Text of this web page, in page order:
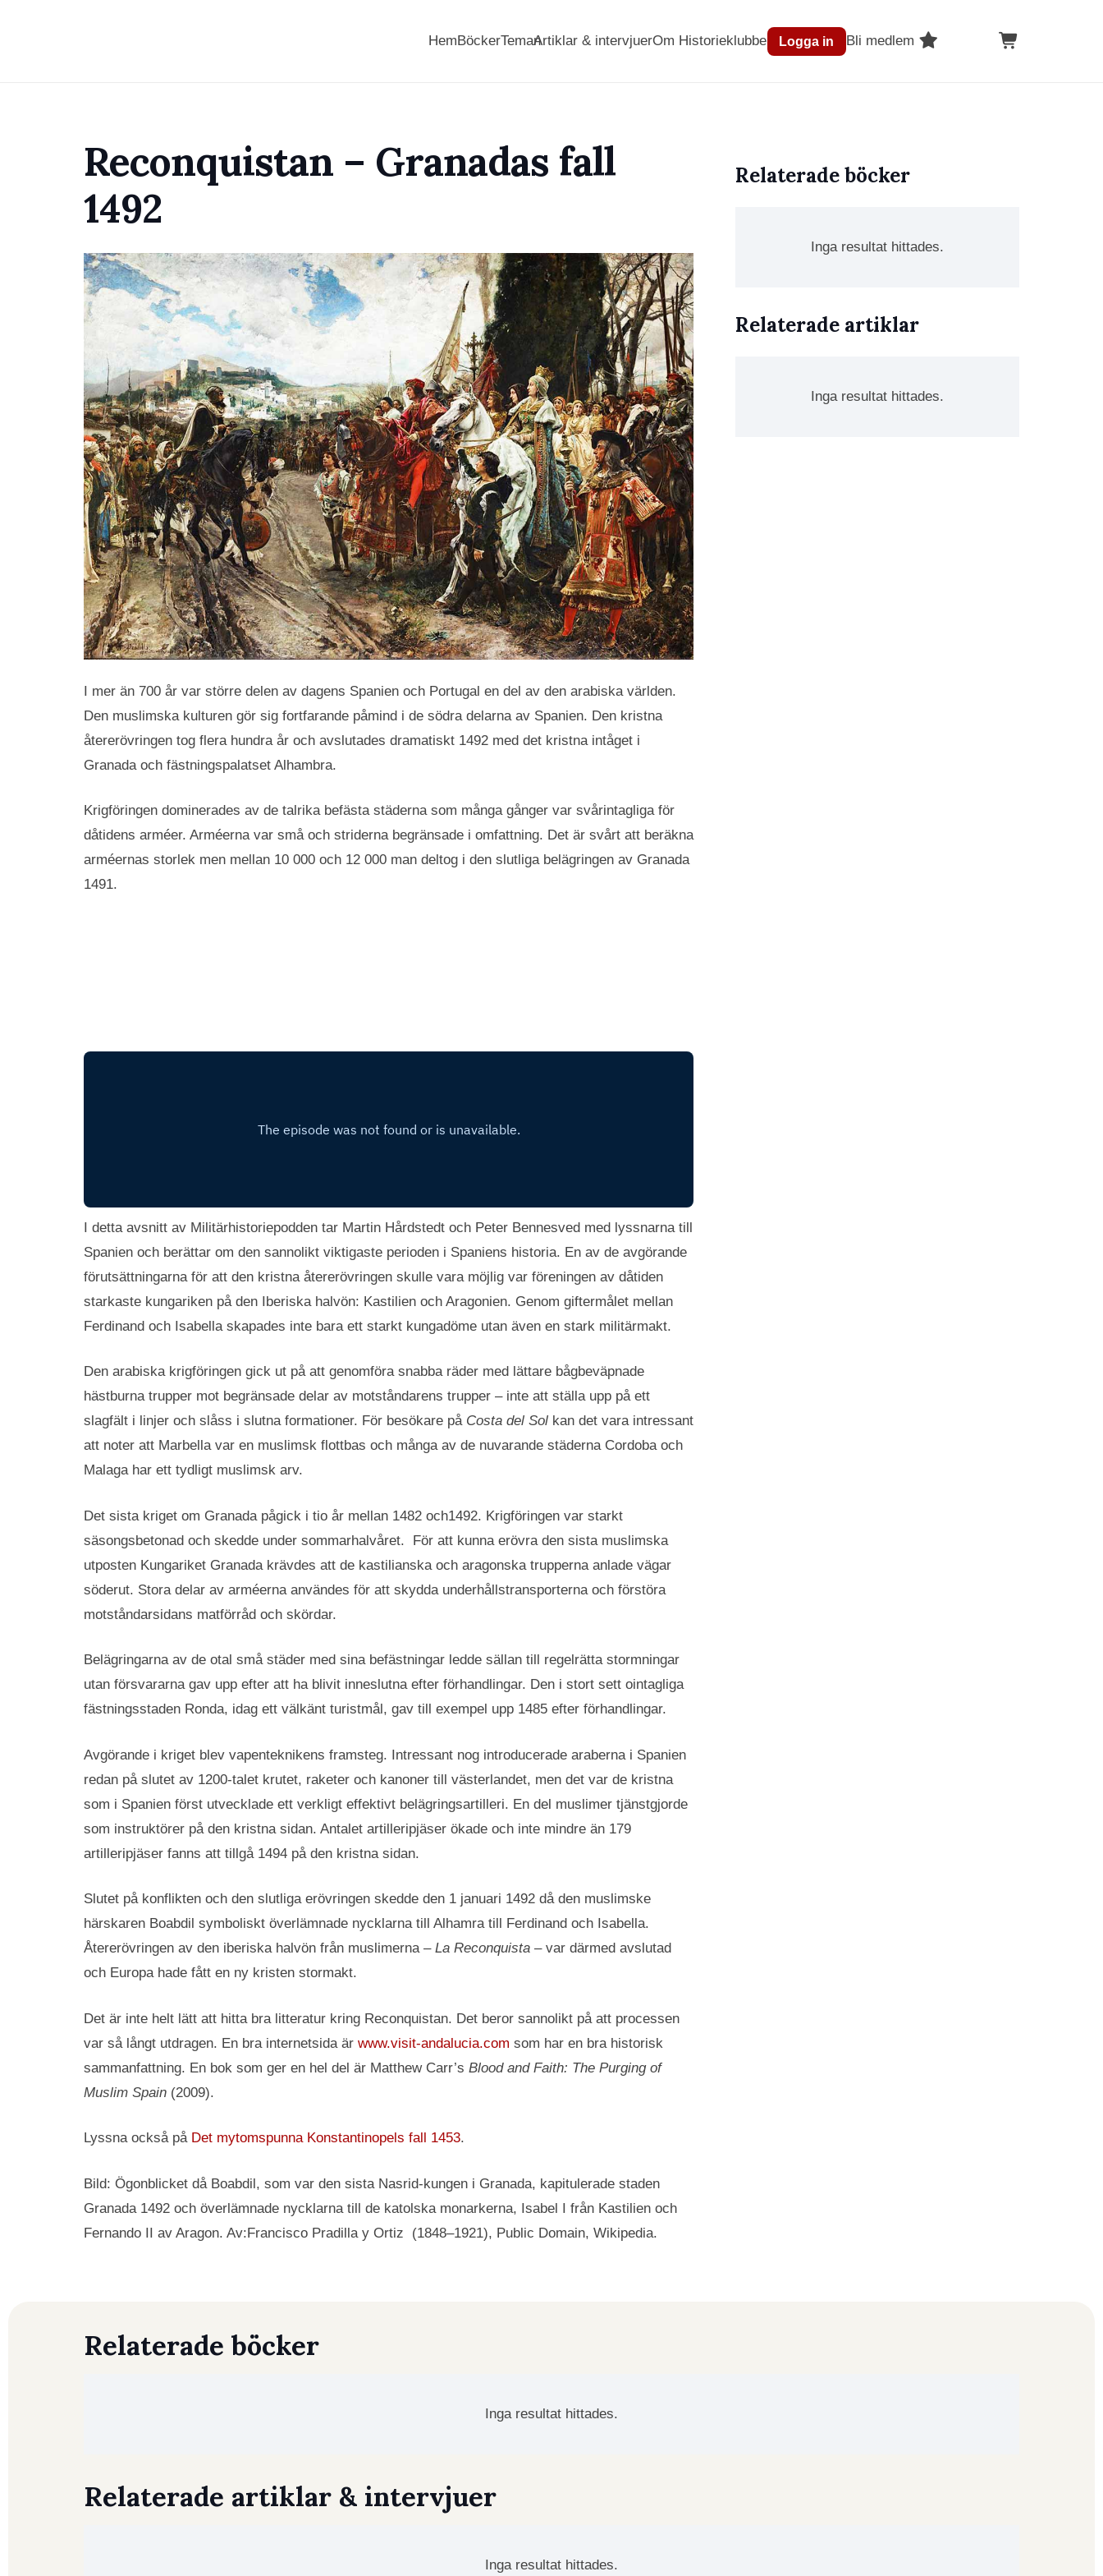
HemBöckerTemanArtiklar & intervjuerOm Historieklubben Logga in Bli medlem
Reconquistan – Granadas fall
1492
I mer än 700 år var större delen av dagens Spanien och Portugal en del av den arabiska världen.
Den muslimska kulturen gör sig fortfarande påmind i de södra delarna av Spanien. Den kristna
återerövringen tog flera hundra år och avslutades dramatiskt 1492 med det kristna intåget i
Granada och fästningspalatset Alhambra.
Krigföringen dominerades av de talrika befästa städerna som många gånger var svårintagliga för
dåtidens arméer. Arméerna var små och striderna begränsade i omfattning. Det är svårt att beräkna
arméernas storlek men mellan 10 000 och 12 000 man deltog i den slutliga belägringen av Granada
1491.
I detta avsnitt av Militärhistoriepodden tar Martin Hårdstedt och Peter Bennesved med lyssnarna till
Spanien och berättar om den sannolikt viktigaste perioden i Spaniens historia. En av de avgörande
förutsättningarna för att den kristna återerövringen skulle vara möjlig var föreningen av dåtiden
starkaste kungariken på den Iberiska halvön: Kastilien och Aragonien. Genom giftermålet mellan
Ferdinand och Isabella skapades inte bara ett starkt kungadöme utan även en stark militärmakt.
Den arabiska krigföringen gick ut på att genomföra snabba räder med lättare bågbeväpnade
hästburna trupper mot begränsade delar av motståndarens trupper – inte att ställa upp på ett
slagfält i linjer och slåss i slutna formationer. För besökare på Costa del Sol kan det vara intressant
att noter att Marbella var en muslimsk flottbas och många av de nuvarande städerna Cordoba och
Malaga har ett tydligt muslimsk arv.
Det sista kriget om Granada pågick i tio år mellan 1482 och1492. Krigföringen var starkt
säsongsbetonad och skedde under sommarhalvåret. För att kunna erövra den sista muslimska
utposten Kungariket Granada krävdes att de kastilianska och aragonska trupperna anlade vägar
söderut. Stora delar av arméerna användes för att skydda underhållstransporterna och förstöra
motståndarsidans matförråd och skördar.
Belägringarna av de otal små städer med sina befästningar ledde sällan till regelrätta stormningar
utan försvararna gav upp efter att ha blivit inneslutna efter förhandlingar. Den i stort sett ointagliga
fästningsstaden Ronda, idag ett välkänt turistmål, gav till exempel upp 1485 efter förhandlingar.
Avgörande i kriget blev vapenteknikens framsteg. Intressant nog introducerade araberna i Spanien
redan på slutet av 1200-talet krutet, raketer och kanoner till västerlandet, men det var de kristna
som i Spanien först utvecklade ett verkligt effektivt belägringsartilleri. En del muslimer tjänstgjorde
som instruktörer på den kristna sidan. Antalet artilleripjäser ökade och inte mindre än 179
artilleripjäser fanns att tillgå 1494 på den kristna sidan.
Slutet på konflikten och den slutliga erövringen skedde den 1 januari 1492 då den muslimske
härskaren Boabdil symboliskt överlämnade nycklarna till Alhamra till Ferdinand och Isabella.
Återerövringen av den iberiska halvön från muslimerna – La Reconquista – var därmed avslutad
och Europa hade fått en ny kristen stormakt.
Det är inte helt lätt att hitta bra litteratur kring Reconquistan. Det beror sannolikt på att processen
var så långt utdragen. En bra internetsida är www.visit-andalucia.com som har en bra historisk
sammanfattning. En bok som ger en hel del är Matthew Carr’s Blood and Faith: The Purging of
Muslim Spain (2009).
Lyssna också på Det mytomspunna Konstantinopels fall 1453.
Bild: Ögonblicket då Boabdil, som var den sista Nasrid-kungen i Granada, kapitulerade staden
Granada 1492 och överlämnade nycklarna till de katolska monarkerna, Isabel I från Kastilien och
Fernando II av Aragon. Av:Francisco Pradilla y Ortiz (1848–1921), Public Domain, Wikipedia.
Relaterade böcker
Inga resultat hittades.
Relaterade artiklar
Inga resultat hittades.
Relaterade böcker
Inga resultat hittades.
Relaterade artiklar & intervjuer
Inga resultat hittades.